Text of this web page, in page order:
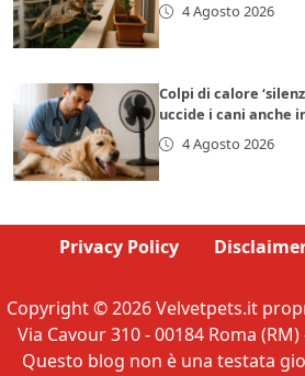
4 Agosto 2026
Colpi di calore
uccide i cani anche
4 Agosto 2026
Privacy Policy
Copyright © 2026 Velvetpets.it
Via Cavour 310 - 00184 Roma (RM)
Questo blog non è una testata